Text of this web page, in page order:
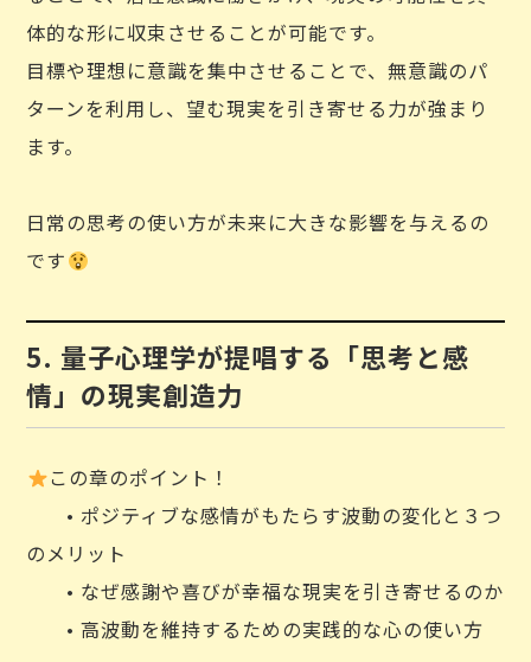
体的な形に収束させることが可能です。
目標や理想に意識を集中させることで、無意識のパ
ターンを利用し、望む現実を引き寄せる力が強まり
ます。
日常の思考の使い方が未来に大きな影響を与えるの
です
5. 量子心理学が提唱する「思考と感
情」の現実創造力
この章のポイント！
• ポジティブな感情がもたらす波動の変化と３つ
のメリット
• なぜ感謝や喜びが幸福な現実を引き寄せるのか
• 高波動を維持するための実践的な心の使い方